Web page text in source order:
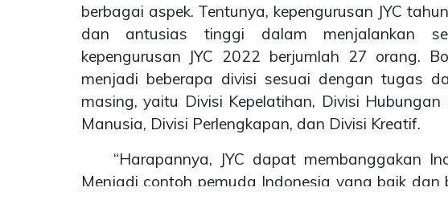
berbagai aspek. Tentunya, kepengurusan JYC
dan antusias tinggi dalam menjalankan
kepengurusan JYC 2022 berjumlah 27 orang.
menjadi beberapa divisi sesuai dengan tugas
masing, yaitu Divisi Kepelatihan, Divisi
Manusia, Divisi Perlengkapan, dan Divisi Kreatif.
“Harapannya, JYC dapat membanggakan
Menjadi contoh pemuda Indonesia yang baik dan